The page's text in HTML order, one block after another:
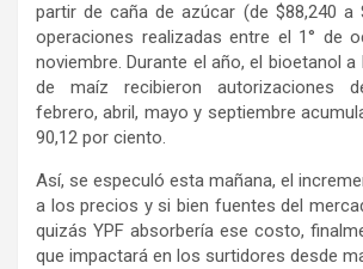
partir de caña de azúcar (de $88,240 a
operaciones realizadas entre el 1° de
noviembre. Durante el año, el bioetanol a
de maíz recibieron autorizaciones
febrero, abril, mayo y septiembre
90,12 por ciento.
Así, se especuló esta mañana, el
a los precios y si bien fuentes del
quizás YPF absorbería ese costo,
que impactará en los surtidores desde